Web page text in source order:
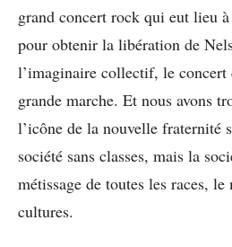
grand concert rock qui eut lieu
pour obtenir la libération de
l’imaginaire collectif, le concert
grande marche. Et nous avons
l’icône de la nouvelle fraternité
société sans classes, mais la
métissage de toutes les races,
cultures.